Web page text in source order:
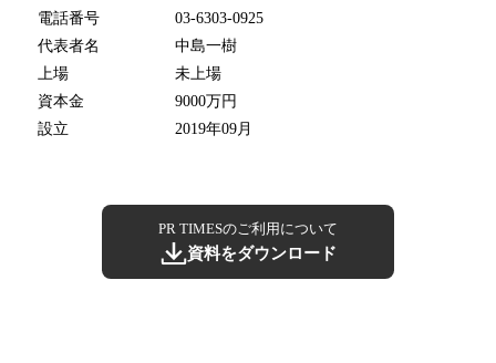
電話番号
03-6303-0925
代表者名
中島一樹
上場
未上場
資本金
9000万円
設立
2019年09月
PR TIMESのご利用について
資料をダウンロード